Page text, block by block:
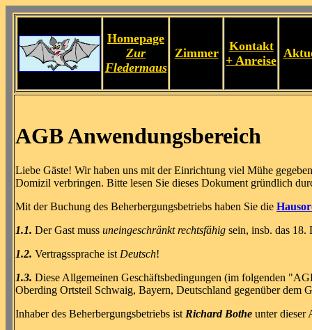
Homepage
Zur
Fledermaus
Zimmer
Kontakt
+ Anreise
AGB Anwendungsbereich
Liebe Gäste! Wir haben uns mit der Einrichtung viel Mühe
Domizil verbringen. Bitte lesen Sie dieses Dokument gründlich
Mit der Buchung des Beherbergungsbetriebs haben Sie die
1.1. Der Gast muss uneingeschränkt rechtsfähig sein, insb. das 18.
1.2. Vertragssprache ist Deutsch!
1.3. Diese Allgemeinen Geschäftsbedingungen (im folgenden
Oberding Ortsteil Schwaig, Bayern, Deutschland gegenüber dem
Inhaber des Beherbergungsbetriebs ist Richard Bothe unter dieser